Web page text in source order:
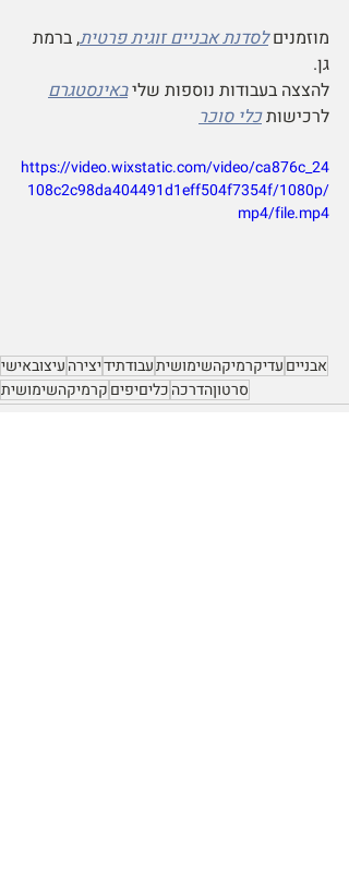
מוזמנים לסדנת אבניים זוגית פרטית, ברמת
גן.
להצצה בעבודות נוספות שלי באינסטגרם
לרכישות כלי סוכר
https://video.wixstatic.com/video/ca876c_24
108c2c98da404491d1eff504f7354f/1080p/
mp4/file.mp4
אבנייםעדיקרמיקהשימושיתעבודתידיצירהעיצובאישי
סרטוןהדרכהכליםיפיםקרמיקהשימושית